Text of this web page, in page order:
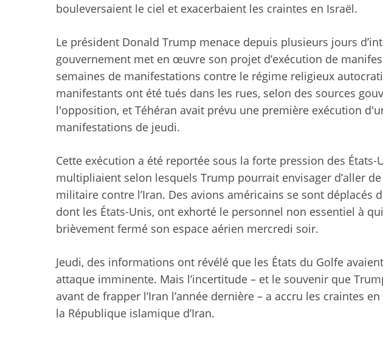
bouleversaient le ciel et exacerbaient les craintes en Israël.
Le président Donald Trump menace depuis plusieurs jours
gouvernement met en œuvre son projet d’exécution de
semaines de manifestations contre le régime religieux
manifestants ont été tués dans les rues, selon des sources
l'opposition, et Téhéran avait prévu une première exécution
manifestations de jeudi.
Cette exécution a été reportée sous la forte pression des États-
multipliaient selon lesquels Trump pourrait envisager d’aller de
militaire contre l’Iran. Des avions américains se sont déplacés
dont les États-Unis, ont exhorté le personnel non essentiel à
brièvement fermé son espace aérien mercredi soir.
Jeudi, des informations ont révélé que les États du Golfe
attaque imminente. Mais l’incertitude – et le souvenir que
avant de frapper l’Iran l’année dernière – a accru les craintes
la République islamique d’Iran.